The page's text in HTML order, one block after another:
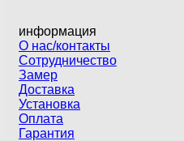
информация
О нас/контакты
Сотрудничество
Замер
Доставка
Установка
Оплата
Гарантия